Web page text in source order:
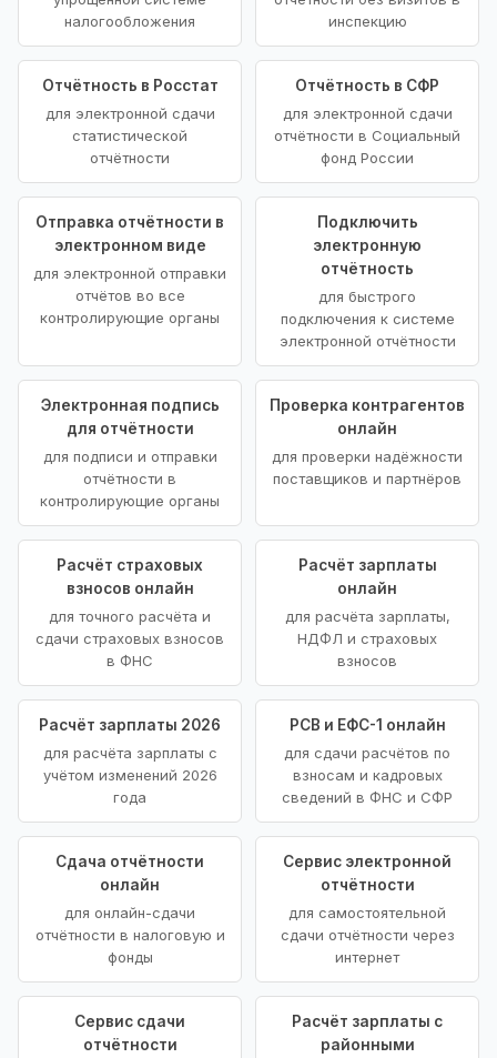
налогообложения
инспекцию
Отчётность в Росстат
для электронной сдачи
статистической
отчётности
Отчётность в СФР
для электронной сдачи
отчётности в Социальный
фонд России
Отправка отчётности в
электронном виде
для электронной отправки
отчётов во все
контролирующие органы
Подключить
электронную
отчётность
для быстрого
подключения к системе
электронной отчётности
Электронная подпись
для отчётности
для подписи и отправки
отчётности в
контролирующие органы
Проверка контрагентов
онлайн
для проверки надёжности
поставщиков и партнёров
Расчёт страховых
взносов онлайн
для точного расчёта и
сдачи страховых взносов
в ФНС
Расчёт зарплаты
онлайн
для расчёта зарплаты,
НДФЛ и страховых
взносов
Расчёт зарплаты 2026
для расчёта зарплаты с
учётом изменений 2026
года
РСВ и ЕФС-1 онлайн
для сдачи расчётов по
взносам и кадровых
сведений в ФНС и СФР
Сдача отчётности
онлайн
для онлайн-сдачи
отчётности в налоговую и
фонды
Сервис электронной
отчётности
для самостоятельной
сдачи отчётности через
интернет
Сервис сдачи
отчётности
Расчёт зарплаты с
районными